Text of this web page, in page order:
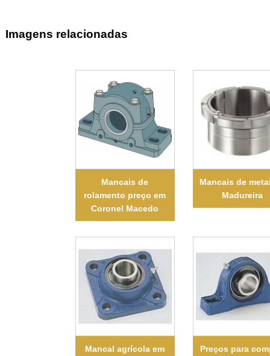
Imagens relacionadas
Mancais de
rolamento preço em
Coronel Macedo
Mancais de
Madureira
Mancal agrícola em
Preços para